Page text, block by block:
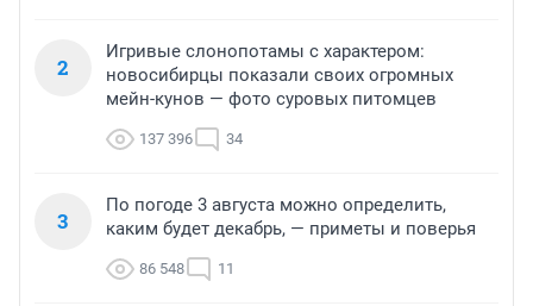
2
Игривые слонопотамы с характером:
новосибирцы показали своих огромных
мейн-кунов — фото суровых питомцев
137 396 34
3
По погоде 3 августа можно определить,
каким будет декабрь, — приметы и поверья
86 548 11